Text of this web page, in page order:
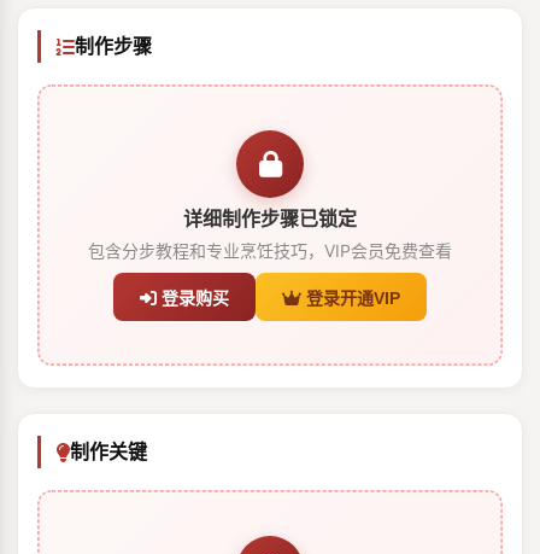
制作步骤
详细制作步骤已锁定
包含分步教程和专业烹饪技巧，VIP会员免费查看
登录购买 登录开通VIP
制作关键